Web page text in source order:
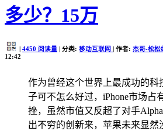
多少？15万
| 4450 阅读量 | 分类: 移动互联网 | 作者: 杰哥-松松
12:42
作为曾经这个世界上最成功的科
子可不怎么好过，iPhone市场占
挫，虽然市值又反超了对手
出不穷的创新来，苹果未来显然